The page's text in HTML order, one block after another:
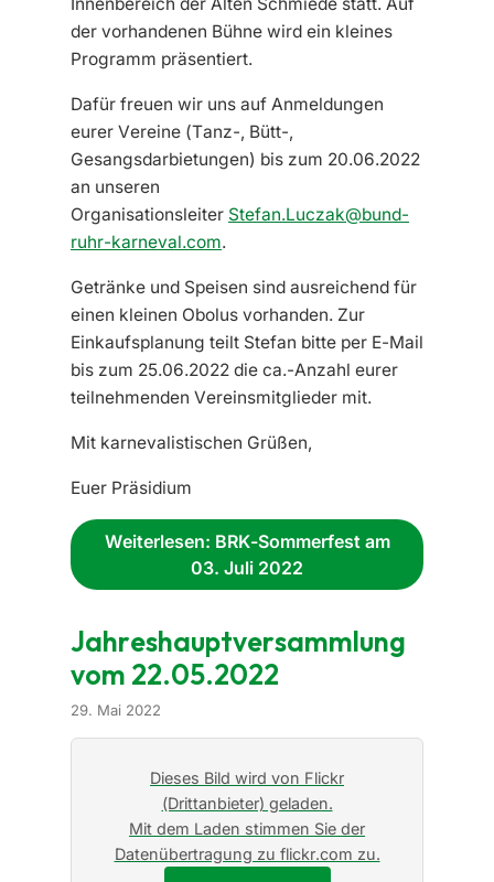
der vorhandenen Bühne wird ein kleines
Programm präsentiert.
Dafür freuen wir uns auf Anmeldungen
eurer Vereine (Tanz-, Bütt-,
Gesangsdarbietungen) bis zum 20.06.2022
an unseren
Organisationsleiter Stefan.Luczak@bund-
ruhr-karneval.com.
Getränke und Speisen sind ausreichend für
einen kleinen Obolus vorhanden. Zur
Einkaufsplanung teilt Stefan bitte per E-Mail
bis zum 25.06.2022 die ca.-Anzahl eurer
teilnehmenden Vereinsmitglieder mit.
Mit karnevalistischen Grüßen,
Euer Präsidium
Weiterlesen: BRK-Sommerfest am
03. Juli 2022
Jahreshauptversammlung
vom 22.05.2022
29. Mai 2022
Dieses Bild wird von Flickr
(Drittanbieter) geladen.
Mit dem Laden stimmen Sie der
Datenübertragung zu flickr.com zu.